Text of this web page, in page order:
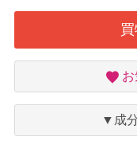
お
入
り
▼成